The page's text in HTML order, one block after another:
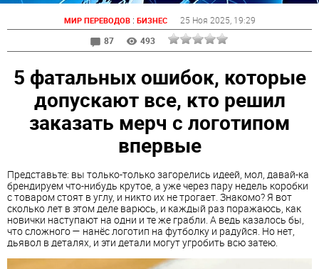
МИР ПЕРЕВОДОВ: БИЗНЕС 25 Ноя 2025 , 19:29
87
493
5 фатальных ошибок, которые
допускают все, кто решил
заказать мерч с логотипом
впервые
Представьте: вы только-только загорелись идеей, мол, давай-ка
брендируем что-нибудь крутое, а уже через пару недель коробки
с товаром стоят в углу, и никто их не трогает. Знакомо? Я вот
сколько лет в этом деле варюсь, и каждый раз поражаюсь, как
новички наступают на одни и те же грабли. А ведь казалось бы,
что сложного — нанёс логотип на футболку и радуйся. Но нет,
дьявол в деталях, и эти детали могут угробить всю затею.